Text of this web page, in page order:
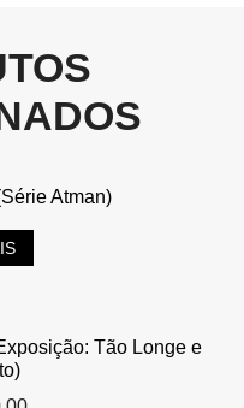
Atman)
Tão Longe e